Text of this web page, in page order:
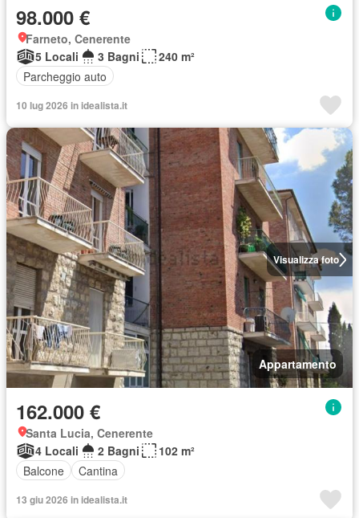
98.000 €
Farneto, Cenerente
5 Locali
3 Bagni
240 m²
Parcheggio auto
10 lug 2026 in idealista.it
Visualizza foto
Appartamento
162.000 €
Santa Lucia, Cenerente
4 Locali
2 Bagni
102 m²
Balcone
Cantina
13 giu 2026 in idealista.it